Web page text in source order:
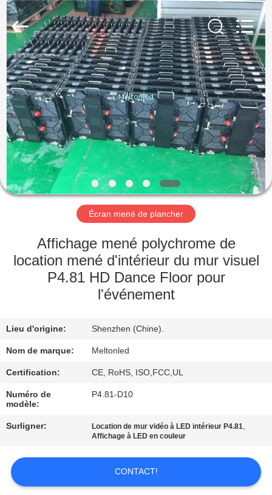
MAISON
PRODUITS
AU
SUJET
DE
NOUS
VISITE
D'USINE
QUALITÉ
COMPANY
NEWS
PLAN
DU
SITE
2026
Melton
optoelectronics
co.,
LTD.
Rights
Reserved.
Écran mené de plancher
Affichage mené polychrome de
location mené d'intérieur du mur visuel
P4.81 HD Dance Floor pour
l'événement
Lieu d'origine: Shenzhen (Chine).
Nom de marque: Meltonled
Certification: CE, RoHS, ISO,FCC,UL
Numéro de
modèle:
P4.81-D10
Surligner: Location de mur vidéo à LED intérieur P4.81,
Affichage à LED en couleur
CONTACT!